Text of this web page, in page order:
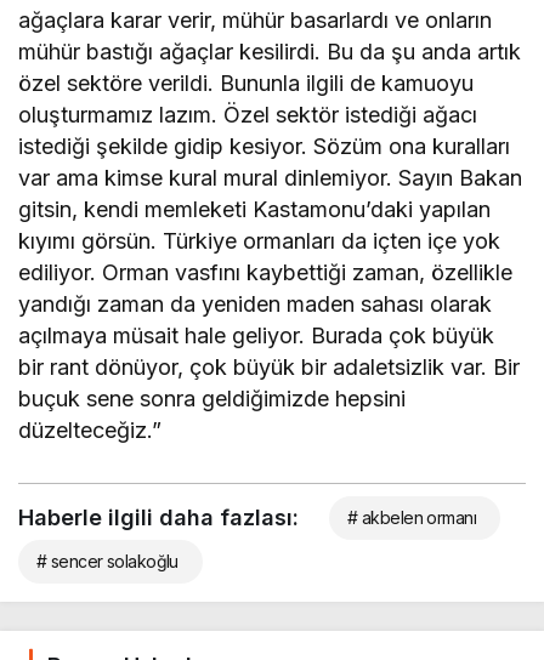
ağaçlara karar verir, mühür basarlardı ve onların
mühür bastığı ağaçlar kesilirdi. Bu da şu anda artık
özel sektöre verildi. Bununla ilgili de kamuoyu
oluşturmamız lazım. Özel sektör istediği ağacı
istediği şekilde gidip kesiyor. Sözüm ona kuralları
var ama kimse kural mural dinlemiyor. Sayın Bakan
gitsin, kendi memleketi Kastamonu’daki yapılan
kıyımı görsün. Türkiye ormanları da içten içe yok
ediliyor. Orman vasfını kaybettiği zaman, özellikle
yandığı zaman da yeniden maden sahası olarak
açılmaya müsait hale geliyor. Burada çok büyük
bir rant dönüyor, çok büyük bir adaletsizlik var. Bir
buçuk sene sonra geldiğimizde hepsini
düzelteceğiz.”
Haberle ilgili daha fazlası: # akbelen ormanı
# sencer solakoğlu